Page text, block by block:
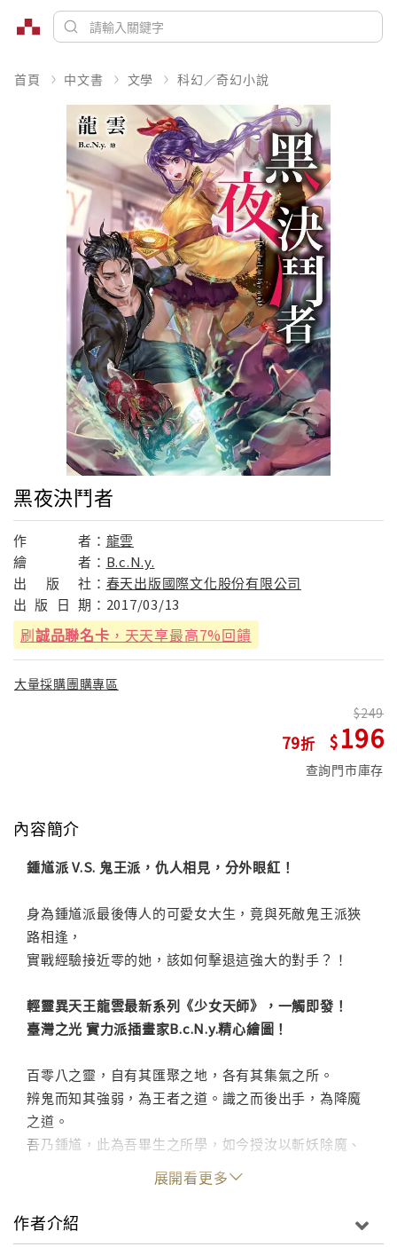
首頁 中文書 文學 科幻／奇幻小說
黑夜決鬥者
作 者： 龍雲
繪
者： B.c.N.y.
出
版 社： 春天出版國際文化股份有限公司
出 版 日 期： 2017/03/13
刷誠品聯名卡 ，天天享最高7%回饋
大量採購團購專區
79
249
196
查詢門市庫存
內容簡介
鍾馗派 V.S. 鬼王派，仇人相見，分外眼紅！
身為鍾馗派最後傳人的可愛女大生，竟與死敵鬼王派狹
路相逢，
實戰經驗接近零的她，該如何擊退這強大的對手？！
輕靈異天王龍雲最新系列《少女天師》，一觸即發！
臺灣之光 實力派插畫家B.c.N.y.精心繪圖！
百零八之靈，自有其匯聚之地，各有其集氣之所。
辨鬼而知其強弱，為王者之道。識之而後出手，為降魔
之道。
吾乃鍾馗，此為吾畢生之所學，如今授汝以斬妖除魔、
以口訣為驅魔之本的鍾馗派，
在漫長的傳承中，因口訣的闕漏而分裂成兩派，
展開看更多
作者介紹